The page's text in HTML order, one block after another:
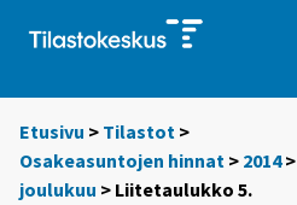
Etusivu > Tilastot >
Osakeasuntojen hinnat > 2014>
joulukuu > Liitetaulukko 5.